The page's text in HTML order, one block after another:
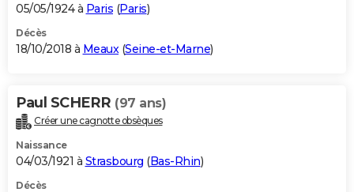
05/05/1924 à Paris (Paris)
Décès
18/10/2018 à Meaux(Seine-et-Marne)
Paul SCHERR (97 ans)
Créer une cagnotte obsèques
Naissance
04/03/1921 à Strasbourg (Bas-Rhin)
Décès